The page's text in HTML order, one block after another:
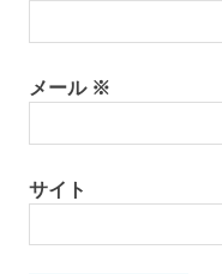
メール ※
サイト